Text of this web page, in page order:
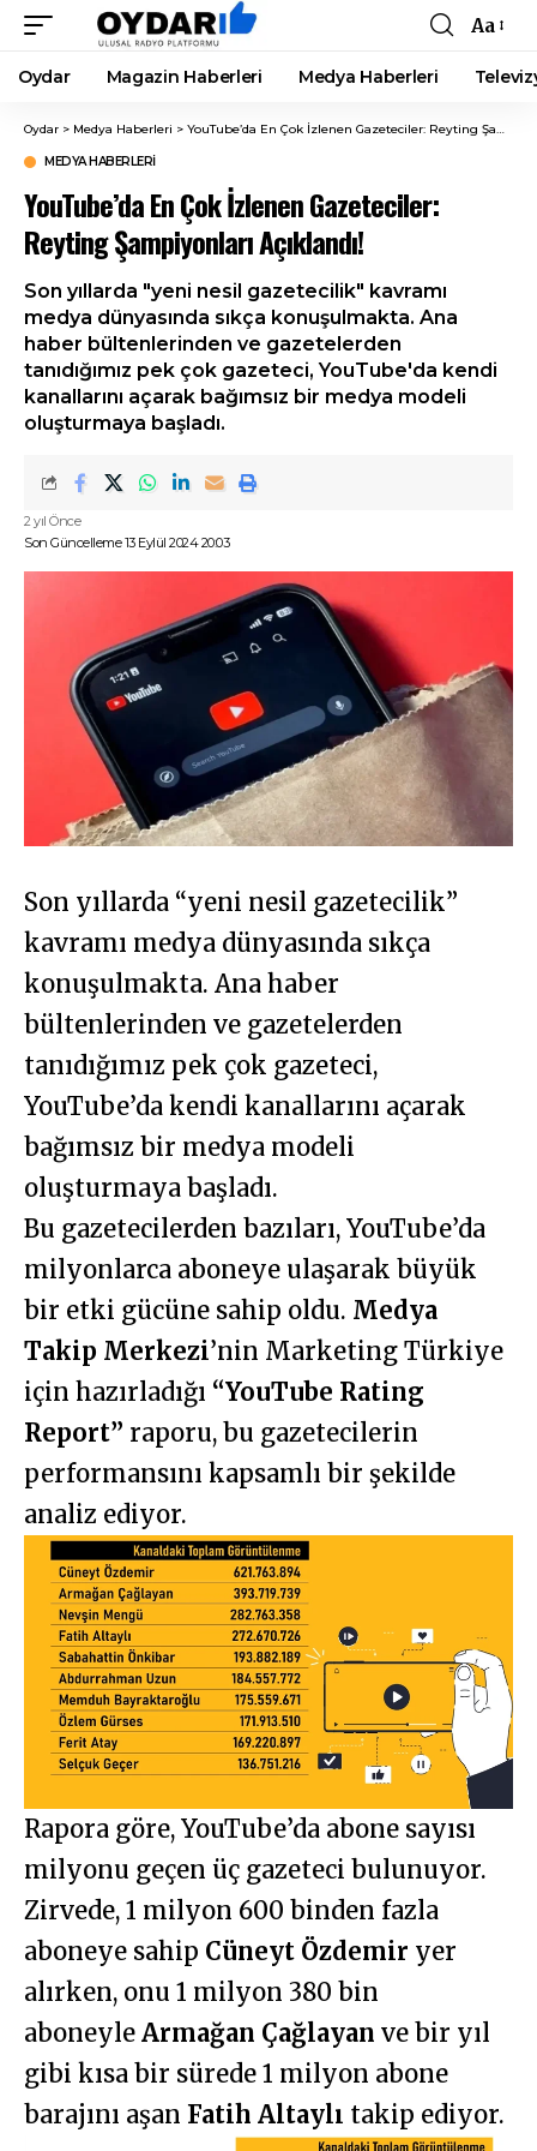
Font
Resizer
Aa
Oydar Magazin Haberleri Medya Haberleri
Oydar > Medya Haberleri > YouTube’da En Çok İzlenen Gazeteciler: Reyting Şampiyonları Açıklandı!
MEDYA HABERLERI
YouTube’da En Çok İzlenen Gazeteciler:
Reyting Şampiyonları Açıklandı!
Son yıllarda "yeni nesil gazetecilik" kavramı
medya dünyasında sıkça konuşulmakta. Ana
haber bültenlerinden ve gazetelerden
tanıdığımız pek çok gazeteci, YouTube'da kendi
kanallarını açarak bağımsız bir medya modeli
oluşturmaya başladı.
Son Güncelleme 13 Eylül 2024 20:03
2 yıl Önce
Son yıllarda “yeni nesil gazetecilik”
kavramı medya dünyasında sıkça
konuşulmakta. Ana haber
bültenlerinden ve gazetelerden
tanıdığımız pek çok gazeteci,
YouTube’da kendi kanallarını açarak
bağımsız bir medya modeli
oluşturmaya başladı.
Bu gazetecilerden bazıları, YouTube’da
milyonlarca aboneye ulaşarak büyük
bir etki gücüne sahip oldu. Medya
Takip Merkezi’nin Marketing Türkiye
için hazırladığı “YouTube Rating
Report” raporu, bu gazetecilerin
performansını kapsamlı bir şekilde
analiz ediyor.
Rapora göre, YouTube’da abone sayısı
milyonu geçen üç gazeteci bulunuyor.
Zirvede, 1 milyon 600 binden fazla
aboneye sahip Cüneyt Özdemir yer
alırken, onu 1 milyon 380 bin
aboneyle Armağan Çağlayan ve bir yıl
gibi kısa bir sürede 1 milyon abone
barajını aşan Fatih Altaylı takip ediyor.